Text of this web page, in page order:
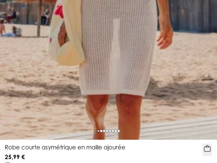
Robe courte asymétrique en maille ajourée
25,99 €